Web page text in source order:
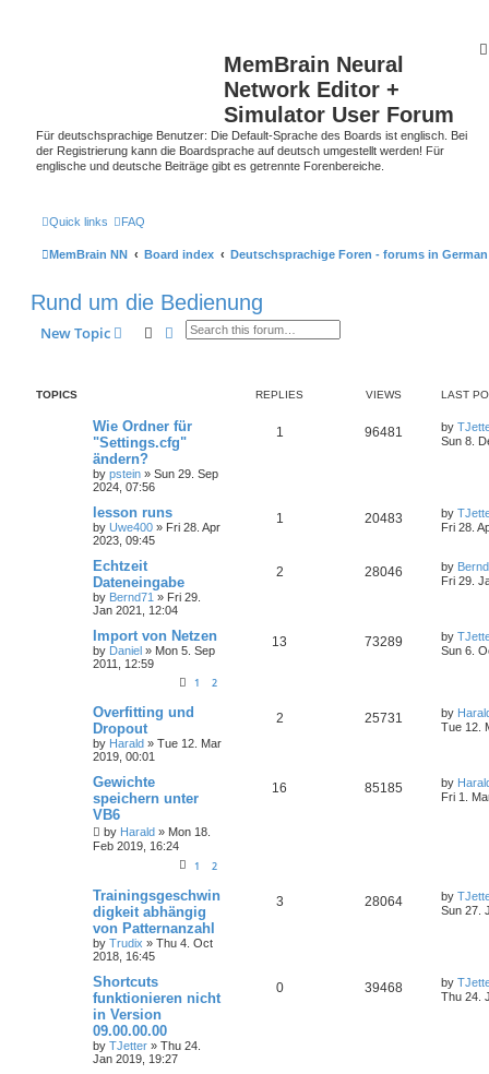
MemBrain Neural
Network Editor +
Simulator User Forum
Für deutschsprachige Benutzer: Die Default-Sprache des Boards ist englisch. Bei
der Registrierung kann die Boardsprache auf deutsch umgestellt werden! Für
englische und deutsche Beiträge gibt es getrennte Forenbereiche.
Quick links FAQ
MemBrain NN Board index Deutschsprachige Foren - forums in German
Rund um die Bedienung
New Topic SearchAdvanced search
TOPICS REPLIES VIEWS LAST
Wie Ordner für
"Settings.cfg"
ändern?
by pstein » Sun 29. Sep
2024, 07:56
1 96481 by
Sun 8.
lesson runs
by Uwe400 » Fri 28. Apr
2023, 09:45
1 20483 by
Fri 28.
Echtzeit
Dateneingabe
by Bernd71 » Fri 29.
Jan 2021, 12:04
2 28046 by
Fri 29.
Import von Netzen
by Daniel » Mon 5. Sep
2011, 12:59
1 2
13 73289 by
Sun 6.
Overfitting und
Dropout
by Harald » Tue 12. Mar
2019, 00:01
2 25731 by
Tue 12.
Gewichte
speichern unter
VB6
by Harald » Mon 18.
Feb 2019, 16:24
1 2
16 85185 by
Fri 1.
Trainingsgeschwin
digkeit abhängig
von Patternanzahl
by Trudix » Thu 4. Oct
2018, 16:45
3 28064 by
Sun 27.
Shortcuts
funktionieren nicht
in Version
09.00.00.00
by TJetter » Thu 24.
Jan 2019, 19:27
0 39468 by
Thu 24.